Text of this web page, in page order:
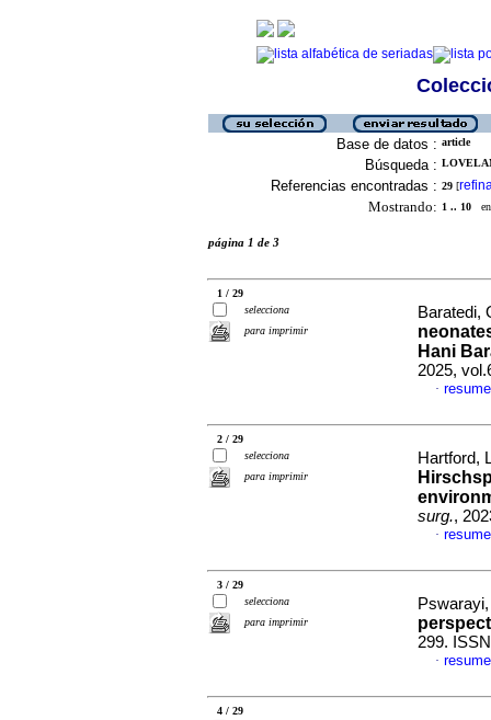
Base de datos : article
Búsqueda :
Referencias encontradas : 29 [
Mostrando: 1 .. 10 en
página 1 de 3
1 / 29
selecciona
para imprimir
Baratedi,
Hani
2025,
·
2 / 29
selecciona
para imprimir
Hartford,
surg.,
·
3 / 29
selecciona
para imprimir
299.
·
4 / 29